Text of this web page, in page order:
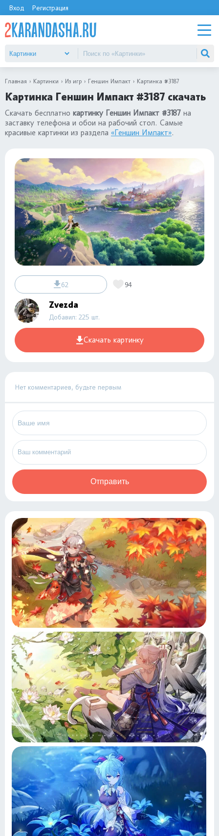
Вход Регистрация
Главная Картинки Из игр Геншин Импакт Картинка #3187
Картинка Геншин Импакт #3187 скачать
Скачать бесплатно картинку Геншин Импакт #3187 на
заставку телефона и обои на рабочий стол. Самые
красивые картинки из раздела «Геншин Импакт».
62 94
Zvezda
Добавил: 225 шт.
Скачать картинку
Нет комментариев, будьте первым
Отправить